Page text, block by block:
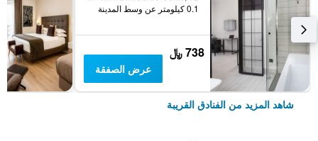
0.1 كيلومتر عن وسط المدينة
738 ﷼
عرض الصفقة
شاهد المزيد من الفنادق القريبة